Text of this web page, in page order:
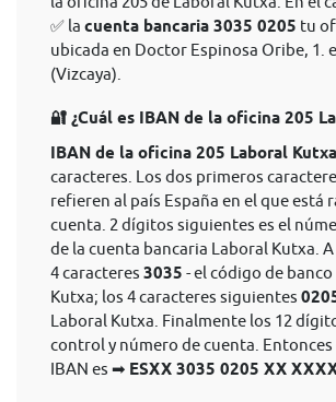
✅ la cuenta bancaria 3035 0205 tu
ubicada en Doctor Espinosa Oribe, 1.
(Vizcaya).
🔐 ¿Cuál es IBAN de la oficina 205
IBAN de la oficina 205 Laboral Kutxa
caracteres. Los dos primeros
refieren al país España en el que está
cuenta. 2 dígitos siguientes es el
de la cuenta bancaria Laboral Kutxa.
4 caracteres 3035 - el código de
Kutxa; los 4 caracteres siguientes
Laboral Kutxa. Finalmente los 12
control y número de cuenta.
IBAN es ➡ ESXX 3035 0205 XX